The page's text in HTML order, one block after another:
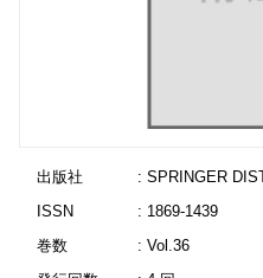
出版社
: SPRINGER
ISSN
: 1869-1439
巻数
: Vol.36